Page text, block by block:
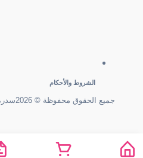
جميع الحقوق محفوظة © 2026سدرة لمصادر التعليم. تطوير
الشروط والأحكام